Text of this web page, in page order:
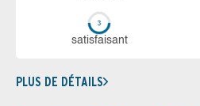
sa­tis­fai­sant
PLUS DE DÉTAILS